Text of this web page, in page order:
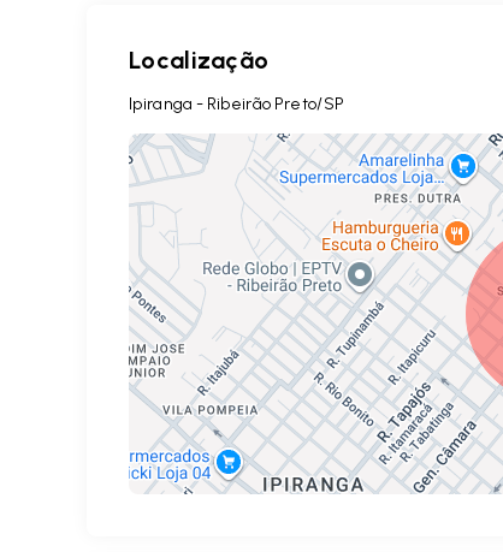
Localização
Ipiranga - Ribeirão Preto/SP